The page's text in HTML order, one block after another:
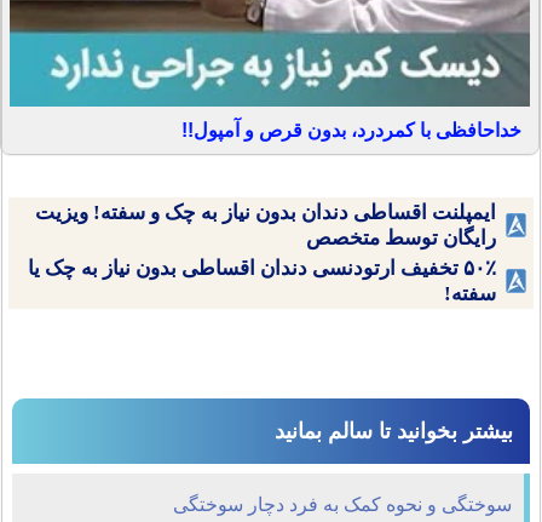
خداحافظی با کمردرد، بدون قرص و آمپول!!
ایمپلنت اقساطی دندان بدون نیاز به چک و سفته! ویزیت
رایگان توسط متخصص
۵۰٪ تخفیف ارتودنسی دندان اقساطی بدون نیاز به چک یا
سفته!
بیشتر بخوانید تا سالم بمانید
سوختگی و نحوه کمک به فرد دچار سوختگی